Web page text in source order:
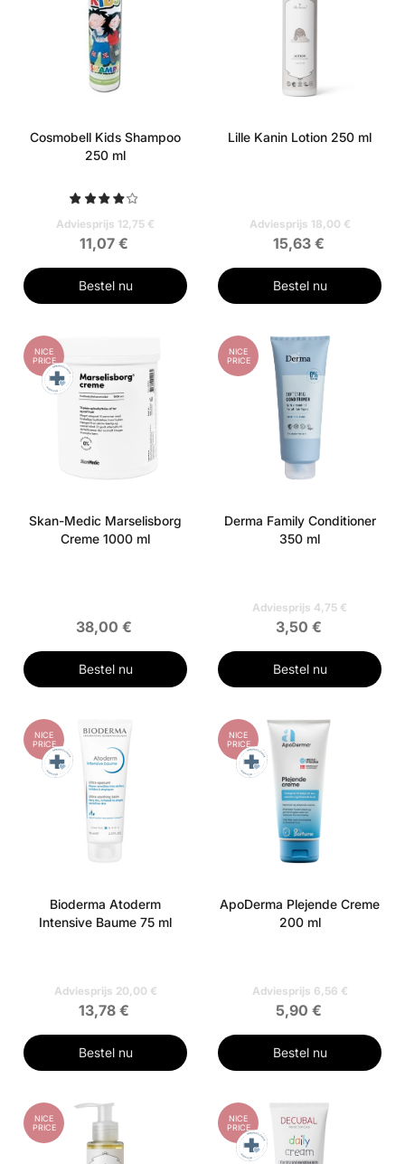
Cosmobell Kids Shampoo
250 ml
Adviesprijs 12,75 €
11,07 €
Bestel nu
Lille Kanin Lotion 250 ml
Adviesprijs 18,00 €
15,63 €
Bestel nu
NICE
PRICE
Skan-Medic Marselisborg
Creme 1000 ml
38,00 €
Bestel nu
NICE
PRICE
Derma Family Conditioner
350 ml
Adviesprijs 4,75 €
3,50 €
Bestel nu
NICE
PRICE
Bioderma Atoderm
Intensive Baume 75 ml
Adviesprijs 20,00 €
13,78 €
Bestel nu
NICE
PRICE
ApoDerma Plejende Creme
200 ml
Adviesprijs 6,56 €
5,90 €
Bestel nu
NICE
PRICE
NICE
PRICE